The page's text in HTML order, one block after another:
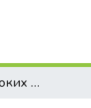
Застосування глибоких нейронних мереж для вдосконалення систем виявлення загроз